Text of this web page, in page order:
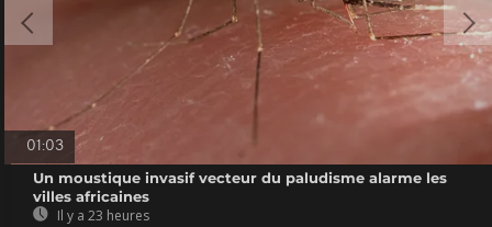
01:03
Un moustique invasif vecteur du paludisme alarme les
villes africaines
Il y a 23 heures